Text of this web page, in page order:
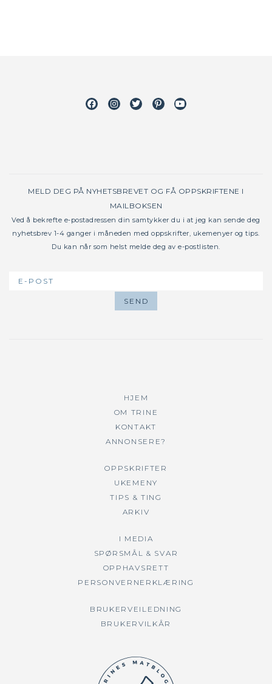
FacebookInstagram
TwitterPinterestYoutube
MELD DEG PÅ NYHETSBREVET OG FÅ OPPSKRIFTENE I
MAILBOKSEN
Ved å bekrefte e-postadressen din samtykker du i at jeg kan sende deg
nyhetsbrev 1-4 ganger i måneden med oppskrifter, ukemenyer og tips.
Du kan når som helst melde deg av e-postlisten.
HJEM
OM TRINE
KONTAKT
ANNONSERE?
OPPSKRIFTER
UKEMENY
TIPS & TING
ARKIV
I MEDIA
SPØRSMÅL & SVAR
OPPHAVSRETT
PERSONVERNERKLÆRING
BRUKERVEILEDNING
BRUKERVILKÅR